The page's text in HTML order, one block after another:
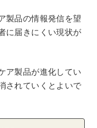
製品の情報発信を望
に届きにくい現状が
ア製品が進化してい
されていくとよいで